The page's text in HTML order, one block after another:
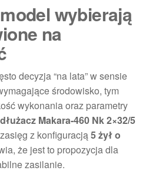
wybierają
na
decyzja “na lata” w sensie
środowisko, tym
wykonania oraz parametry
Makara-460 Nk 2×32/5
z konfiguracją5 żył o
że jest to propozycja dla
zasilanie.